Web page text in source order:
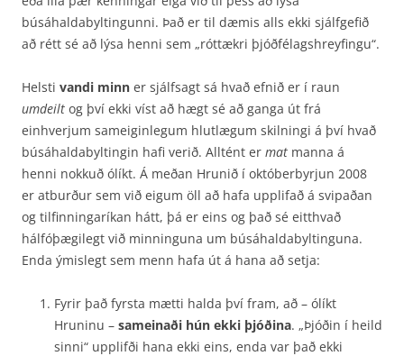
búsáhaldabyltingunni. Það er til dæmis alls ekki sjálfgefið
að rétt sé að lýsa henni sem „róttækri þjóðfélagshreyfingu“.
Helsti vandi minn er sjálfsagt sá hvað efnið er í raun
umdeilt og því ekki víst að hægt sé að ganga út frá
einhverjum sameiginlegum hlutlægum skilningi á því hvað
búsáhaldabyltingin hafi verið. Alltént er mat manna á
henni nokkuð ólíkt. Á meðan Hrunið í októberbyrjun 2008
er atburður sem við eigum öll að hafa upplifað á svipaðan
og tilfinningaríkan hátt, þá er eins og það sé eitthvað
hálfóþægilegt við minninguna um búsáhaldabyltinguna.
Enda ýmislegt sem menn hafa út á hana að setja:
Fyrir það fyrsta mætti halda því fram, að – ólíkt
Hruninu – sameinaði hún ekki þjóðina. „Þjóðin í heild
sinni“ upplifði hana ekki eins, enda var það ekki